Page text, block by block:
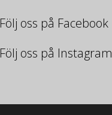
Följ oss på Facebook
Följ oss på Instagram